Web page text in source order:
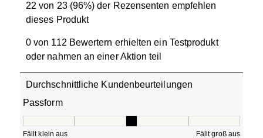
22 von 23 (96%) der Rezensenten empfehlen
dieses Produkt
0 von 112 Bewertern erhielten ein Testprodukt
oder nahmen an einer Aktion teil
Durchschnittliche Kundenbeurteilungen
Passform
Fällt klein aus Fällt groß aus